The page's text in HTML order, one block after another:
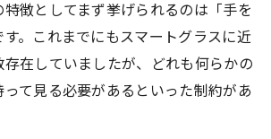
徴としてまず挙げられるのは「手を
。これまでにもスマートグラスに近
存在していましたが、どれも何らかの
て見る必要があるといった制約があ